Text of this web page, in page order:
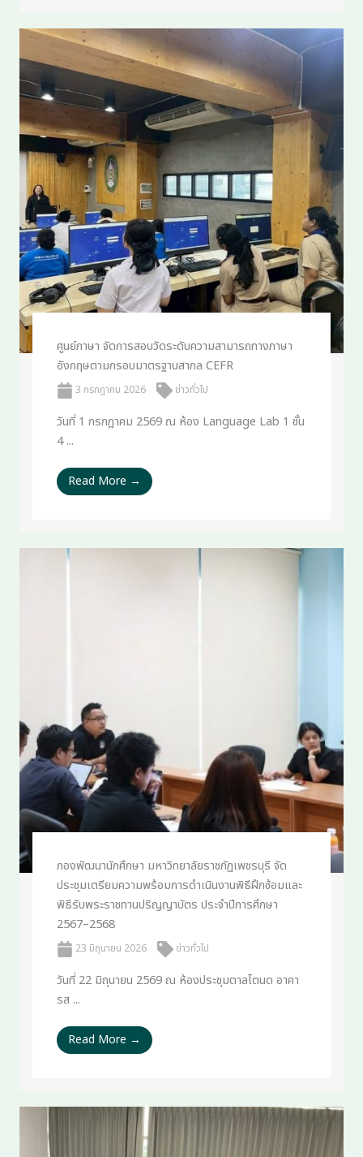
ศูนย์ภาษา จัดการสอบวัดระดับความสามารถทางภาษา
อังกฤษตามกรอบมาตรฐานสากล CEFR
3 กรกฎาคม 2026 ข่าวทั่วไป
วันที่ 1 กรกฎาคม 2569 ณ ห้อง Language Lab 1 ชั้น
4 ...
Read More →
กองพัฒนานักศึกษา มหาวิทยาลัยราชภัฏเพชรบุรี จัด
ประชุมเตรียมความพร้อมการดำเนินงานพิธีฝึกซ้อมและ
พิธีรับพระราชทานปริญญาบัตร ประจำปีการศึกษา
2567–2568
23 มิถุนายน 2026 ข่าวทั่วไป
วันที่ 22 มิถุนายน 2569 ณ ห้องประชุมตาลโตนด อาคา
รส ...
Read More →